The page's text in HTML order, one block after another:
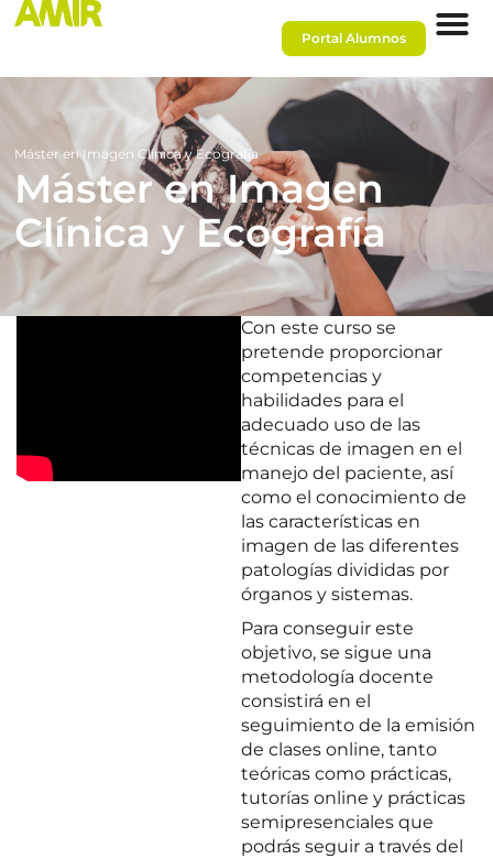
Portal Alumnos
Máster en Imagen Clínica y Ecografía
Máster en Imagen
Clínica y Ecografía
Con este curso se
pretende proporcionar
competencias y
habilidades para el
adecuado uso de las
técnicas de imagen en el
manejo del paciente, así
como el conocimiento de
las características en
imagen de las diferentes
patologías divididas por
órganos y sistemas.
Para conseguir este
objetivo, se sigue una
metodología docente
consistirá en el
seguimiento de la emisión
de clases online, tanto
teóricas como prácticas,
tutorías online y prácticas
semipresenciales que
podrás seguir a través del